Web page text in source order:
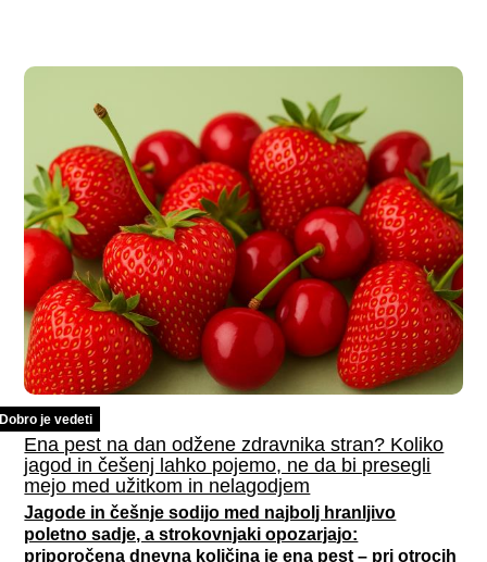
Dobro je vedeti
Ena pest na dan odžene zdravnika stran? Koliko
jagod in češenj lahko pojemo, ne da bi presegli
mejo med užitkom in nelagodjem
Jagode in češnje sodijo med najbolj hranljivo
poletno sadje, a strokovnjaki opozarjajo:
priporočena dnevna količina je ena pest – pri otrocih